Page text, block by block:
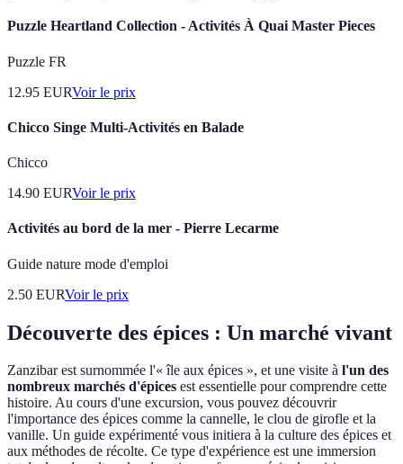
Puzzle Heartland Collection - Activités À Quai Master Pieces
Puzzle FR
12.95 EURVoir le prix
Chicco Singe Multi-Activités en Balade
Chicco
14.90 EURVoir le prix
Activités au bord de la mer - Pierre Lecarme
Guide nature mode d'emploi
2.50 EURVoir le prix
Découverte des épices : Un marché vivant
Zanzibar est surnommée l'« île aux épices », et une visite à l'un des
nombreux marchés d'épices est essentielle pour comprendre cette
histoire. Au cours d'une excursion, vous pouvez découvrir
l'importance des épices comme la cannelle, le clou de girofle et la
vanille. Un guide expérimenté vous initiera à la culture des épices et
aux méthodes de récolte. Ce type d'expérience est une immersion